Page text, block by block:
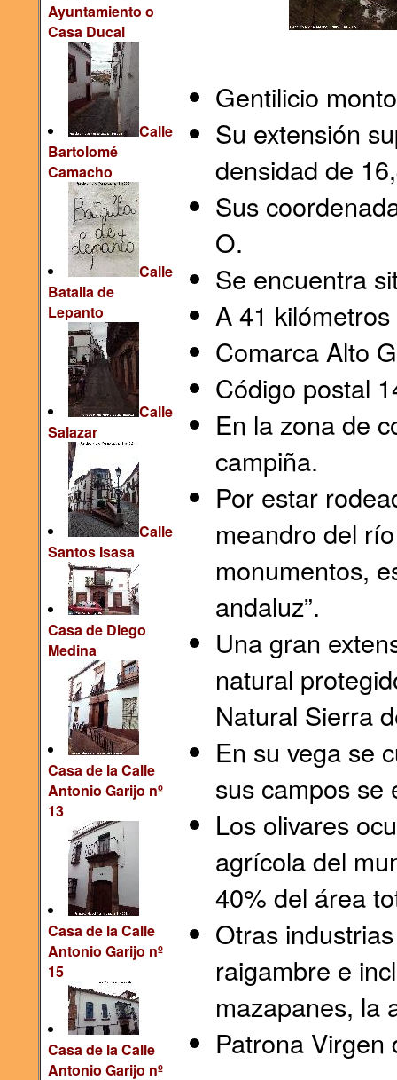
Ayuntamiento o
Casa Ducal
Calle
Bartolomé
Camacho
Calle
Batalla de
Lepanto
Calle
Salazar
Calle
Santos Isasa
Casa de Diego
Medina
Casa de la Calle
Antonio Garijo nº
13
Casa de la Calle
Antonio Garijo nº
15
Casa de la Calle
Antonio Garijo nº
Gentilicio
Su extensión
densidad de
Sus
O.
Se encuentra
A 41
Comarca Alto
Código postal
En la zona de
campiña.
Por estar
meandro del
monumentos,
andaluz”.
Una gran
natural
Natural Sierra
En su vega se
sus campos se
Los olivares
agrícola del
40% del área
Otras
raigambre e
mazapanes, la
Patrona Virgen